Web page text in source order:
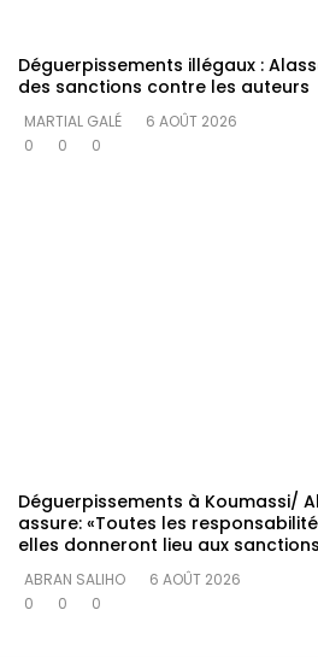
Déguerpissements illégaux :
des sanctions contre les auteurs
MARTIAL GALÉ
6 AOÛT 2026
0
0 0
Déguerpissements à Koumassi/
assure: «Toutes les
elles donneront lieu aux
ABRAN SALIHO
6 AOÛT 2026
0
0 0